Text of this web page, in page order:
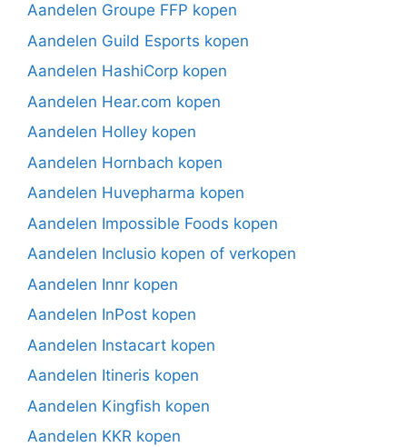
Aandelen Groupe FFP kopen
Aandelen Guild Esports kopen
Aandelen HashiCorp kopen
Aandelen Hear.com kopen
Aandelen Holley kopen
Aandelen Hornbach kopen
Aandelen Huvepharma kopen
Aandelen Impossible Foods kopen
Aandelen Inclusio kopen of verkopen
Aandelen Innr kopen
Aandelen InPost kopen
Aandelen Instacart kopen
Aandelen Itineris kopen
Aandelen Kingfish kopen
Aandelen KKR kopen